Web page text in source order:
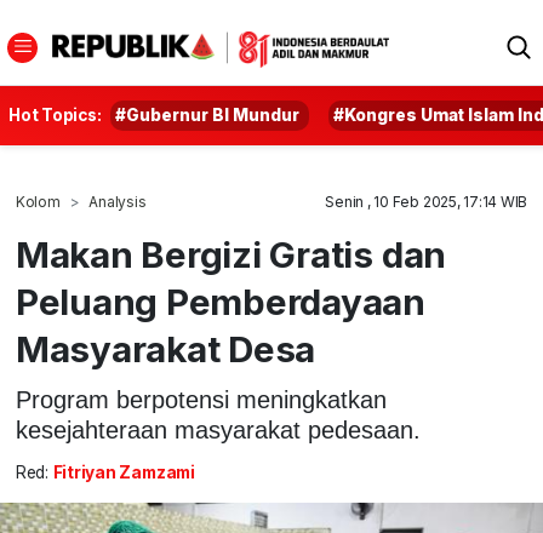
Hot Topics: #Gubernur BI Mundur #Kongres Umat Islam
Kolom Analysis Senin , 10 Feb 2025, 17:14 WIB
Makan Bergizi Gratis dan
Peluang Pemberdayaan
Masyarakat Desa
Program berpotensi meningkatkan
kesejahteraan masyarakat pedesaan.
Red: Fitriyan Zamzami